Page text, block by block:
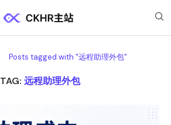
Posts tagged with "远程助理外包"
TAG: 远程助理外包